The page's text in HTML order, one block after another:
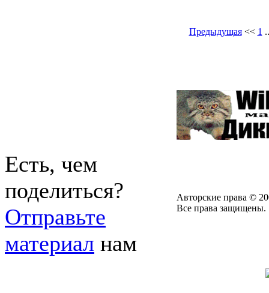
Предыдущая<< 1
Есть, чем
поделиться?
Отправьте
материал нам
Авторские права ©
Все права защищены.